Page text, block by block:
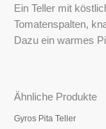
Ein Teller mit
Tomatenspalten,
Dazu ein warmes
Ähnliche Produkte
Gyros Pita Teller